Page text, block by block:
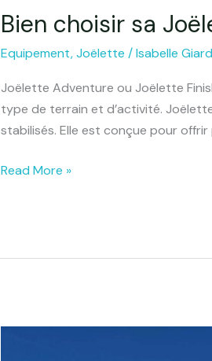
Bien choisir sa
Equipement,Joëlette /Isabelle Giard
Joëlette Adventure ou Joëlette
type de terrain et d’activité.
stabilisés. Elle est conçue pour
Bien
sa
Joëlette
selon
le
de
Read More »